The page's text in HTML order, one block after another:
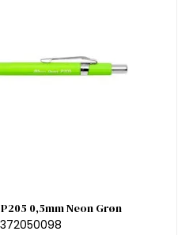
0,5mm Neon Grøn